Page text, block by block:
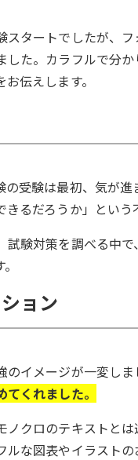
タートでしたが、
た。カラフルで分か
伝えします。
受験は最初、気が
るだろうか」という
験対策を調べる中
ョン
イメージが一変しま
くれました。
クロのテキストと
な図表やイラスト